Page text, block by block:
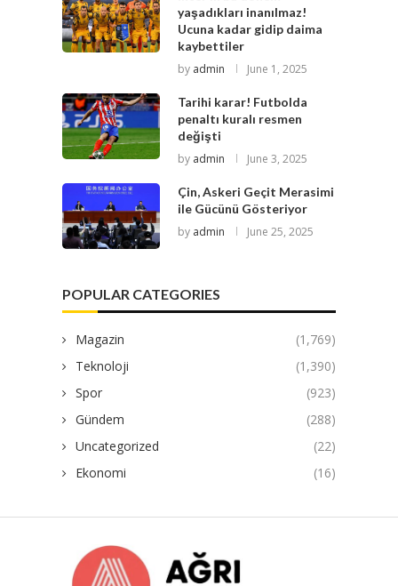
yaşadıkları inanılmaz!
Ucuna kadar gidip daima
kaybettiler
by admin June 1, 2025
Tarihi karar! Futbolda
penaltı kuralı resmen
değişti
by admin June 3, 2025
Çin, Askeri Geçit Merasimi
ile Gücünü Gösteriyor
by admin June 25, 2025
POPULAR CATEGORIES
Magazin
(1,769)
Teknoloji
(1,390)
Spor
(923)
Gündem
(288)
Uncategorized
(22)
Ekonomi
(16)